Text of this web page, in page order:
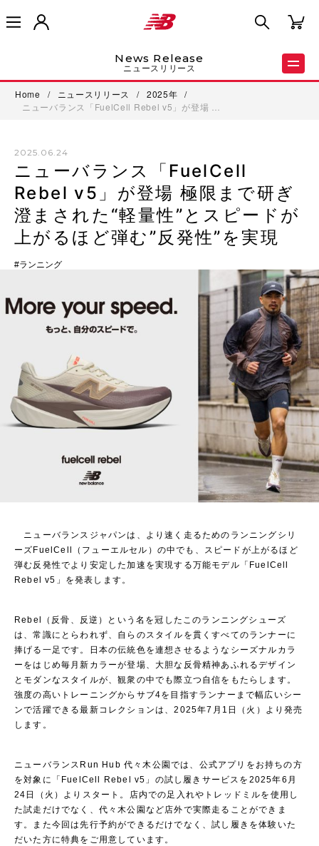
News Release
ニュースリリース
Home / ニュースリリース / 2025年
/
ニューバランス「FuelCell Rebel v5」が登場 …
2025.06.24
ニューバランス「FuelCell
Rebel v5」が登場 極限まで研ぎ
澄まされた“軽量性”とスピードが
上がるほど弾む”反発性”を実現
ランニング
ニューバランスジャパンは、より速く走るためのランニングシリ
ーズFuelCell（フューエルセル）の中でも、スピードが上がるほど
弾む反発性でより安定した加速を実現する万能モデル「FuelCell
Rebel v5」を発表します。
Rebel（反骨、反逆）という名を冠したこのランニングシューズ
は、常識にとらわれず、自らのスタイルを貫くすべてのランナーに
捧げる一足です。日本の伝統色を連想させるようなシーズナルカラ
ーをはじめ毎月新カラーが登場、大胆な反骨精神あふれるデザイン
とモダンなスタイルが、観衆の中でも際立つ自信をもたらします。
強度の高いトレーニングからサブ4を目指すランナーまで幅広いシー
ンで活躍できる最新コレクションは、2025年7月1日（火）より発売
します。
ニューバランスRun Hub 代々木公園では、公式アプリをお持ちの方
を対象に「FuelCell Rebel v5」の試し履きサービスを2025年6月
24日（火）よりスタート。店内での足入れやトレッドミルを使用し
た試走だけでなく、代々木公園など店外で実際走ることができま
す。また今回は先行予約ができるだけでなく、試し履きを体験いた
だいた方に特典をご用意しています。